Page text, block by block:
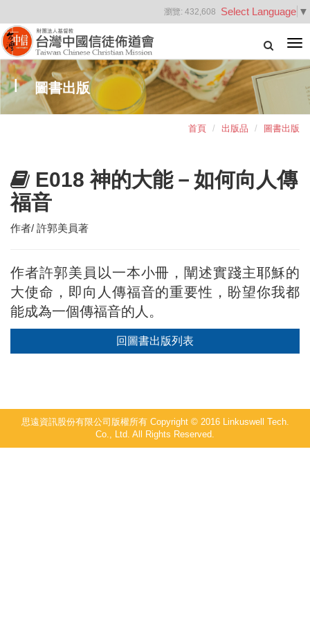
Select Language ▼
瀏覽: 432,608
圖書出版
首頁 出版品 圖書出版
E018 神的大能－如何向人傳
福音
作者/ 許郭美員著
作者許郭美員以一本小冊，闡述實踐主耶穌的
大使命，即向人傳福音的重要性，盼望你我都
能成為一個傳福音的人。
回圖書出版列表
思遠資訊股份有限公司版權所有 Copyright © 2016 Linkuswell Tech.
Co., Ltd. All Rights Reserved.